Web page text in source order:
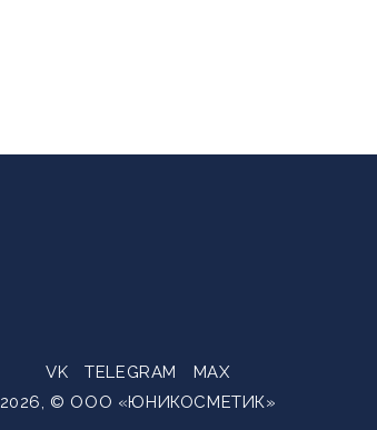
VK TELEGRAM
MAX
2026, © ООО «ЮНИКОСМЕТИК»